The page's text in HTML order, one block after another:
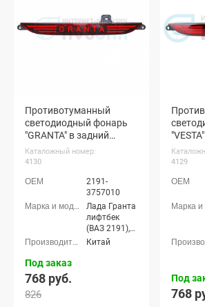
Противотуманный
светодиодный фонарь
"GRANTA" в задний
бампер Лада Гранта
лифтбек, Гранта ФЛ
Каталожный номер:
4130
2191-
3757010
Лада Гранта
лифтбек
(ВАЗ 2191),
Лада Гранта
Китай
Под заказ
768 руб.
826
Лада
4129
Под
768